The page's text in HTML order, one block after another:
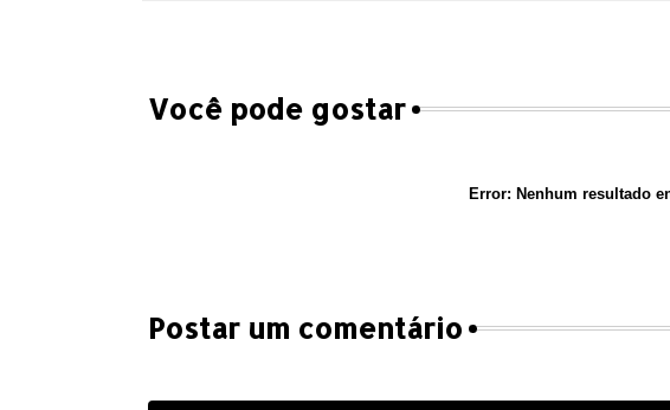
Você pode gostar
Error: Nenhum resultado
Postar um comentário